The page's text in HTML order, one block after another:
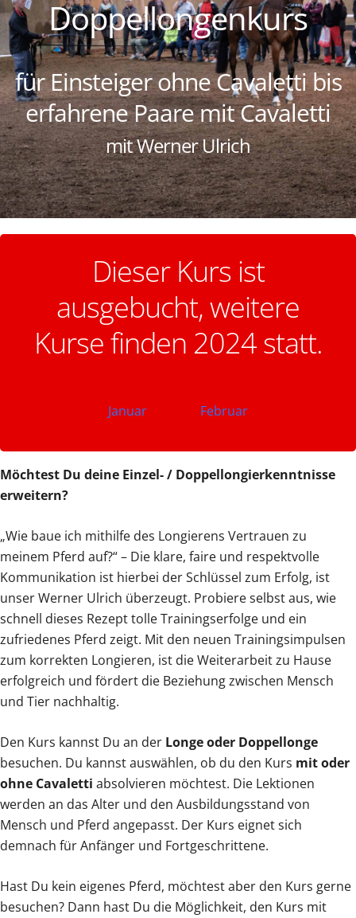
Doppellongenkurs
für Einsteiger ohne Cavaletti bis
erfahrene Paare mit Cavaletti
mit Werner Ulrich
Dieser Kurs ist
ausgebucht, weitere
Kurse finden 2024 statt.
Januar Februar
Möchtest Du deine Einzel- / Doppellongierkenntnisse
erweitern?
„Wie baue ich mithilfe des Longierens Vertrauen zu
meinem Pferd auf?“ – Die klare, faire und respektvolle
Kommunikation ist hierbei der Schlüssel zum Erfolg, ist
unser Werner Ulrich überzeugt. Probiere selbst aus, wie
schnell dieses Rezept tolle Trainingserfolge und ein
zufriedenes Pferd zeigt. Mit den neuen Trainingsimpulsen
zum korrekten Longieren, ist die Weiterarbeit zu Hause
erfolgreich und fördert die Beziehung zwischen Mensch
und Tier nachhaltig.
Den Kurs kannst Du an der Longe oder Doppellonge
besuchen. Du kannst auswählen, ob du den Kurs mit oder
ohne Cavaletti absolvieren möchtest. Die Lektionen
werden an das Alter und den Ausbildungsstand von
Mensch und Pferd angepasst. Der Kurs eignet sich
demnach für Anfänger und Fortgeschrittene.
Hast Du kein eigenes Pferd, möchtest aber den Kurs gerne
besuchen? Dann hast Du die Möglichkeit, den Kurs mit